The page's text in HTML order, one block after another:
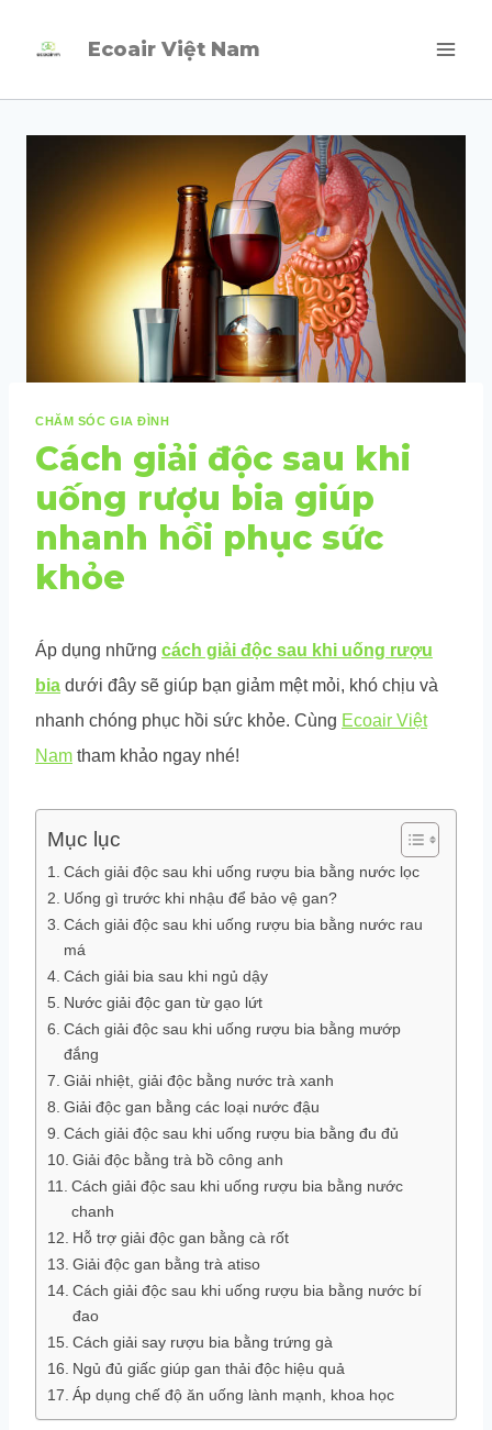
Ecoair Việt Nam
CHĂM SÓC GIA ĐÌNH
Cách giải độc sau khi
uống rượu bia giúp
nhanh hồi phục sức
khỏe
Áp dụng những cách giải độc sau khi uống rượu
bia dưới đây sẽ giúp bạn giảm mệt mỏi, khó chịu và
nhanh chóng phục hồi sức khỏe. Cùng Ecoair Việt
Nam tham khảo ngay nhé!
Mục lục
Cách giải độc sau khi uống rượu bia bằng nước lọc
Uống gì trước khi nhậu để bảo vệ gan?
Cách giải độc sau khi uống rượu bia bằng nước rau
má
Cách giải bia sau khi ngủ dậy
Nước giải độc gan từ gạo lứt
Cách giải độc sau khi uống rượu bia bằng mướp
đắng
Giải nhiệt, giải độc bằng nước trà xanh
Giải độc gan bằng các loại nước đậu
Cách giải độc sau khi uống rượu bia bằng đu đủ
Giải độc bằng trà bồ công anh
Cách giải độc sau khi uống rượu bia bằng nước
chanh
Hỗ trợ giải độc gan bằng cà rốt
Giải độc gan bằng trà atiso
Cách giải độc sau khi uống rượu bia bằng nước bí
đao
Cách giải say rượu bia bằng trứng gà
Ngủ đủ giấc giúp gan thải độc hiệu quả
Áp dụng chế độ ăn uống lành mạnh, khoa học